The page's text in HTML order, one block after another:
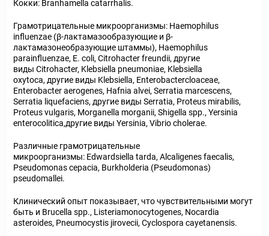
Кокки: Branhamella catarrhalis.
Грамотрицательные микроорганизмы: Haemophilus
influenzae (β-лактамазообразующие и β-
лактамазонеобразующие штаммы), Haemophilus
parainfluenzae, Е. coli, Citrohacter freundii, другие
виды Citrohacter, Klebsiella pneumoniae, Klebsiella
oxytoca, другие виды Klebsiella, Enterobactercloaceae,
Enterobacter aerogenes, Hafnia alvei, Serratia marcescens,
Serratia liquefaciens, другие виды Serratia, Proteus mirabilis,
Proteus vulgaris, Morganella morganii, Shigella spp., Yersinia
enterocolitica,другие виды Yersinia, Vibrio cholerae.
Различные грамотрицательные
микроорганизмы: Edwardsiella tarda, Alcaligenes faecalis,
Pseudomonas cepacia, Burkholderia (Pseudomonas)
pseudomallei.
Клинический опыт показывает, что чувствительными могут
быть и Brucella spp., Listeriamonocytogenes, Nocardia
asteroides, Pneumocystis jirovecii, Cyclospora cayetanensis.